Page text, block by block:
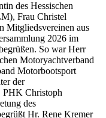
des Hessischen
Frau Christel
Mitgliedsvereinen aus
2026 im
So war Herr
Motoryachtverband
Motorbootsport
der
PHK Christoph
des
Hr. Rene Kremer